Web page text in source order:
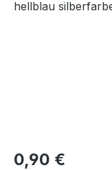
Regulärer Preis:
0,90 €